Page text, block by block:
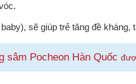
sẽ giúp trẻ tăng đề kháng,
sâm Pocheon Hàn Quốc